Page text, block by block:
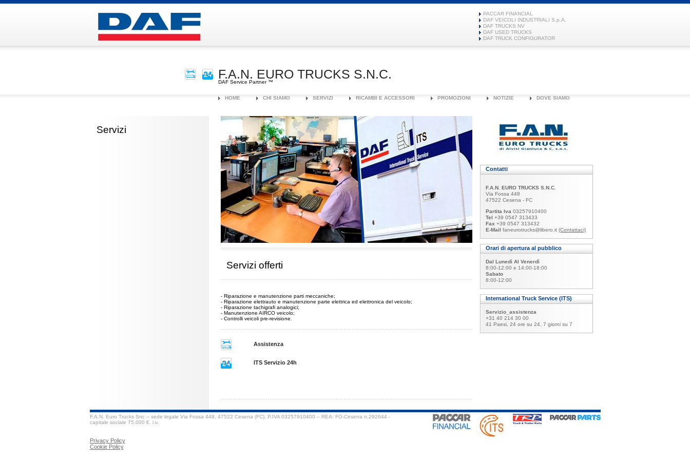
PACCAR FINANCIAL
DAF VEICOLI INDUSTRIALI S.p.A.
DAF TRUCKS NV
DAF USED TRUCKS
DAF TRUCK CONFIGURATOR
F.A.N. EURO TRUCKS S.N.C.
DAF Service Partner ™
HOME CHI SIAMO SERVIZI RICAMBI E ACCESSORI PROMOZIONI NOTIZIE DOVE SIAMO
Servizi
Servizi offerti
- Riparazione e manutenzione parti meccaniche;
- Riparazione elettrauto e manutenzione parte elettrica ed elettronica del veicolo;
- Riparazione tachigrafi analogici;
- Manutenzione AIRCO veicolo;
- Controlli veicoli pre-revisione.
Assistenza
ITS Servizio 24h
Contatti
F.A.N. EURO TRUCKS S.N.C.
Via Fossa 448
47522 Cesena - FC
Partita Iva 03257910400
Tel +39 0547 313433
Fax +39 0547 313432
E-Mail faneurotrucks@libero.it (Contattaci)
Orari di apertura al pubblico
Dal Lunedì Al Venerdì
8:00-12:00 e 14:00-18:00
Sabato
8:00-12:00
International Truck Service (ITS)
Servizio_assistenza
+31 40 214 30 00
41 Paesi, 24 ore su 24, 7 giorni su 7
F.A.N. Euro Trucks Snc – sede legale Via Fossa 448, 47522 Cesena (FC), P.IVA 03257910400 – REA: FO-Cesena n.292644 -
capitale sociale 75.000 €. i.v.
Privacy Policy
Cookie Policy